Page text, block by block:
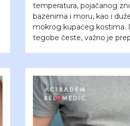
temperatura, pojačanog
bazenima i moru, kao i
mokrog kupaćeg kostima.
tegobe česte, važno je